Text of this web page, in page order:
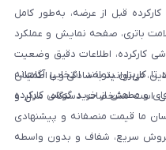
قبل از عرضه، به‌طور کامل
باتری، صفحه نمایش و عملکرد
کارکرده، اطلاعات دقیق وضعیت
بتوانند انتخابی آگاهانه
و مطمئن از خرید گوشی کارکرده
می‌توانید به‌سادگی و با اطمینان
است مشخصات دستگاه، مدل و
ما قیمت منصفانه و پیشنهادی
فروش سریع، شفاف و بدون واسطه